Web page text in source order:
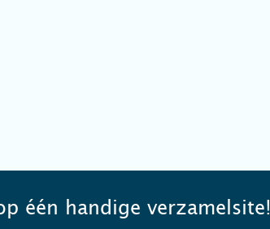
één handige verzamelsite!